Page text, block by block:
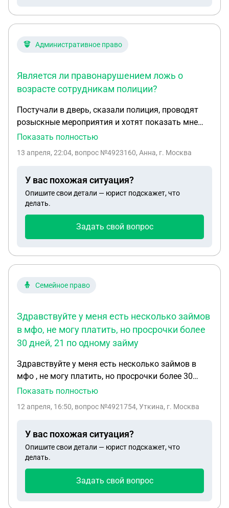
Административное право
Является ли правонарушением ложь о
возрасте сотрудникам полиции?
Постучали в дверь, сказали полиция, проводят
розыскные мероприятия и хотят показать мне
фотографии. Я находилась в квартире одна,
дома нет, на вопрос сколько мне лет ответила что
получилось глупо, растерялась на тот момент.
Является ли моя ложь правонарушением, и может
ли мне что-то грозить, в случае если правда
Показать полностью
13 апреля, 22:04, вопрос №4923160, Анна, г. Москва
У вас похожая ситуация?
Опишите свои детали — юрист подскажет, что
делать.
Задать свой вопрос
Семейное право
Здравствуйте у меня есть несколько займов
в мфо, не могу платить, но просрочки более
30 дней, 21 по одному займу
Здравствуйте у меня есть несколько займов в
мфо , не могу платить, но просрочки более 30
дней , 21 по одному займу, я оформлена, как
каникулы, обязательно ли предоставлять справку
должно быть прописано цель займа
предпринимаетская деятельность, у меня нет ее в
договоре
Показать полностью
12 апреля, 16:50, вопрос №4921754, Уткинa, г. Москва
У вас похожая ситуация?
Опишите свои детали — юрист подскажет, что
делать.
Задать свой вопрос